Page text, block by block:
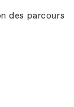
des parcours